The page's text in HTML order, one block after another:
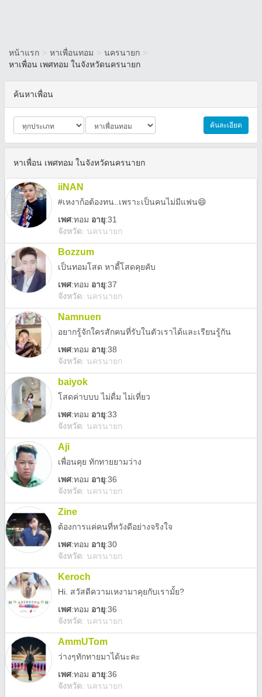
หน้าแรก > หาเพื่อนทอม > นครนายก >
หาเพื่อน เพศทอม ในจังหวัดนครนายก
ค้นหาเพื่อน
ค้นละเอียด
หาเพื่อน เพศทอม ในจังหวัดนครนายก
iiNAN
#เหงาก้อต้องทน..เพราะเป็นคนไม่มีแฟน😄
เพศ:ทอม อายุ:31
จังหวัด: นครนายก
Bozzum
เป็นทอมโสด หาดี้โสดคุยคับ
เพศ:ทอม อายุ:37
จังหวัด: นครนายก
Namnuen
อยากรู้จักใครสักคนที่รับในตัวเราได้และเรียนรู้กัน
เพศ:ทอม อายุ:38
จังหวัด: นครนายก
baiyok
โสดค่าบบบ ไม่ดื่ม ไม่เที่ยว
เพศ:ทอม อายุ:33
จังหวัด: นครนายก
Aji
เพื่อนคุย ทักทายยามว่าง
เพศ:ทอม อายุ:36
จังหวัด: นครนายก
Zine
ต้องการแค่คนที่หวังดีอย่างจริงใจ
เพศ:ทอม อายุ:30
จังหวัด: นครนายก
Keroch
Hi. สวัสดีความเหงามาคุยกับเรามั้ย?
เพศ:ทอม อายุ:36
จังหวัด: นครนายก
AmmUTom
ว่างๆทักทายมาได้นะคะ
เพศ:ทอม อายุ:36
จังหวัด: นครนายก